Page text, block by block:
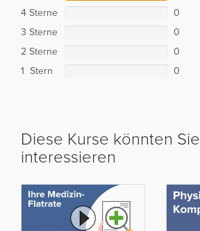
4 Sterne
0
3 Sterne
0
2 Sterne
0
1 Stern
0
Diese Kurse könnten Sie
interessieren